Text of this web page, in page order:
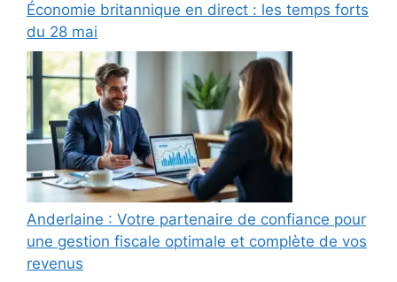
Économie britannique en direct : les temps forts
du 28 mai
Anderlaine : Votre partenaire de confiance pour
une gestion fiscale optimale et complète de vos
revenus